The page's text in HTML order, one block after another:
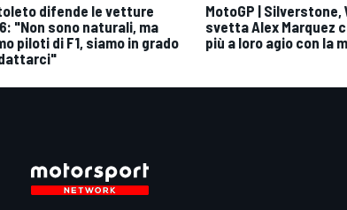
difende le vetture
"Non sono naturali, ma
piloti di F1, siamo in grado
MotoGP | Silverstone,
svetta Alex Marquez
più a loro agio con la